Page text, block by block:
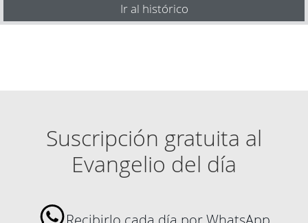
Ir al histórico
Suscripción gratuita al
Evangelio del día